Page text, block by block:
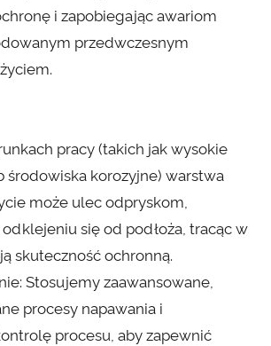
i zapobiegając awariom
przedwczesnym
pracy (takich jak wysokie
środowiska korozyjne) warstwa
może ulec odpryskom,
się od podłoża, tracąc w
skuteczność ochronną.
Stosujemy zaawansowane,
procesy napawania i
procesu, aby zapewnić